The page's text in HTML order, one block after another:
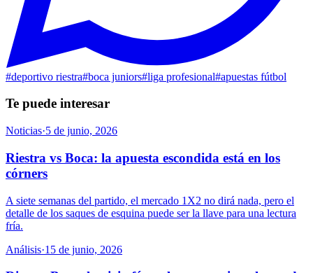
#deportivo riestra#boca juniors#liga profesional#apuestas fútbol
Te puede interesar
Noticias·5 de junio, 2026
Riestra vs Boca: la apuesta escondida está en los
córners
A siete semanas del partido, el mercado 1X2 no dirá nada, pero el
detalle de los saques de esquina puede ser la llave para una lectura
fría.
Análisis·15 de junio, 2026